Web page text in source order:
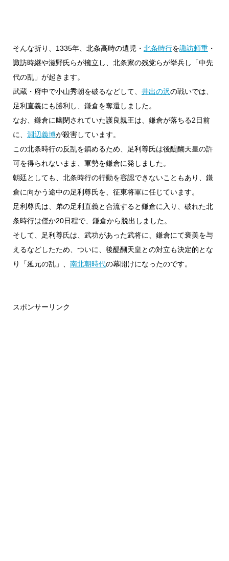
そんな折り、1335年、北条高時の遺児・ 北条時行を諏訪頼重・
諏訪時継や滋野氏らが擁立し、北条家の残党らが挙兵し「中先
代の乱」が起きます。
武蔵・府中で小山秀朝を破るなどして、 井出の沢の戦いでは、
足利直義にも勝利し、鎌倉を奪還しました。
なお、鎌倉に幽閉されていた護良親王は、鎌倉が落ちる2日前
に、 淵辺義博が殺害しています。
この北条時行の反乱を鎮めるため、足利尊氏は後醍醐天皇の許
可を得られないまま、軍勢を鎌倉に発しました。
朝廷としても、北条時行の行動を容認できないこともあり、鎌
倉に向かう途中の足利尊氏を、征東将軍に任じています。
足利尊氏は、弟の足利直義と合流すると鎌倉に入り、破れた北
条時行は僅か20日程で、鎌倉から脱出しました。
そして、足利尊氏は、武功があった武将に、鎌倉にて褒美を与
えるなどしたため、ついに、後醍醐天皇との対立も決定的とな
り「延元の乱」、 南北朝時代の幕開けになったのです。
スポンサーリンク